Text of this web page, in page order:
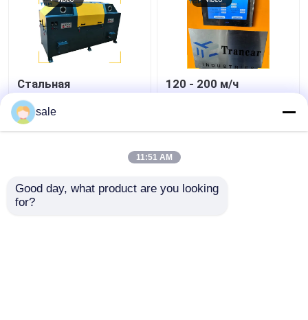
Стальная
металлическая
проволока 2 м/с
Полировальная
Смельчатая машина
120 - 200 м/ч
Автоматическая
машина для удаления
sale
11:51 AM
Good day, what product are you looking
for?